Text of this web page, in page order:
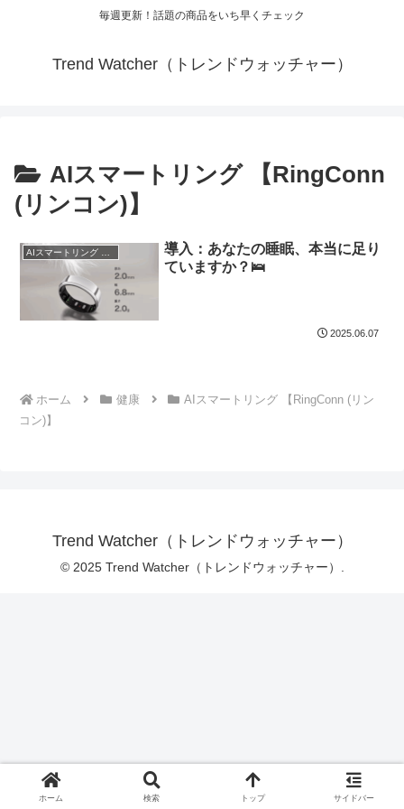
毎週更新！話題の商品をいち早くチェック
Trend Watcher（トレンドウォッチャー）
AIスマートリング 【RingConn
(リンコン)】
導入：あなたの睡眠、本当に足り
ていますか？🛌
2025.06.07
ホーム 健康
AIスマートリング 【RingConn (リン
コン)】
Trend Watcher（トレンドウォッチャー）
© 2025 Trend Watcher（トレンドウォッチャー）.
ホーム 検索 トップ サイドバー